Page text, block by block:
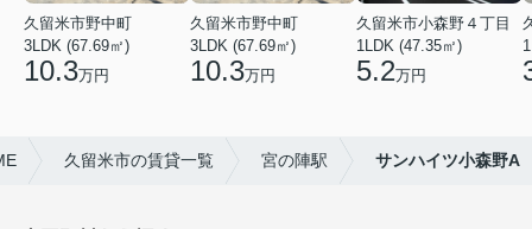
久留米市野中町
3LDK (67.69㎡)
10.3万円
久留米市野中町
3LDK (67.69㎡)
10.3万円
久留米市小森野４丁目
1LDK (47.35㎡)
5.2万円
久留米市の賃貸一覧 宮の陣駅 サンハイツ小森野A